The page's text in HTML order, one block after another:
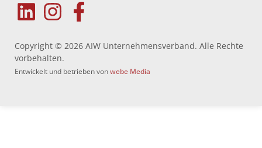
Copyright © 2026 AIW Unternehmensverband. Alle Rechte
vorbehalten.
Entwickelt und betrieben vonwebe Media